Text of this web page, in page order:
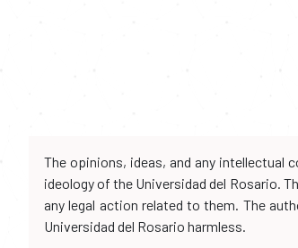
The opinions, ideas, and any
ideology of the Universidad del Rosario.
any legal action related to them. The
Universidad del Rosario harmless.